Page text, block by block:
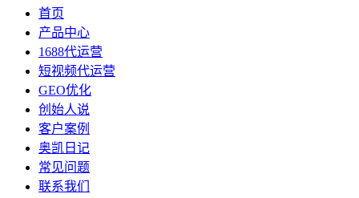
首页
产品中心
1688代运营
短视频代运营
GEO优化
创始人说
客户案例
奥凯日记
常见问题
联系我们